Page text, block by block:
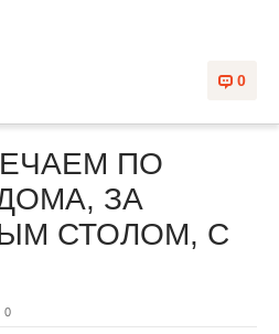
0
ПО
ЗА
СТОЛОМ, С
0